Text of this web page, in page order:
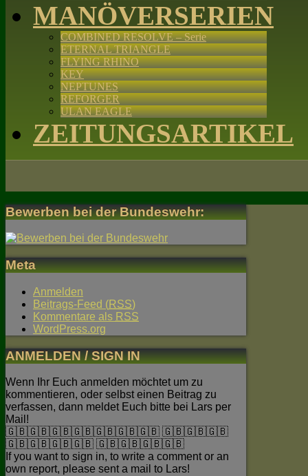
MANÖVERSERIEN
COMBINED RESOLVE – Serie
ETERNAL TRIANGLE
FLYING RHINO
KEY
NEPTUNES
REFORGER
ULAN EAGLE
ZEITUNGSARTIKEL
Bewerben bei der Bundeswehr:
Meta
Anmelden
Beitrags-Feed (RSS)
Kommentare als RSS
WordPress.org
ANMELDEN / SIGN IN
Wenn Ihr Euch anmelden möchtet um zu
kommentieren, oder selbst einen Beitrag zu
verfassen, dann meldet Euch bitte bei Lars per
Mail!
🇬🇧🇬🇧🇬🇧🇬🇧🇬🇧🇬🇧🇬🇧 🇬🇧🇬🇧🇬🇧
🇬🇧🇬🇧🇬🇧🇬🇧 🇬🇧🇬🇧🇬🇧🇬🇧
If you want to sign in, to write a comment or an
own report, please sent a mail to Lars!